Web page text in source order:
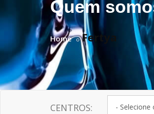
Quem
Home Fertya
CENTROS: